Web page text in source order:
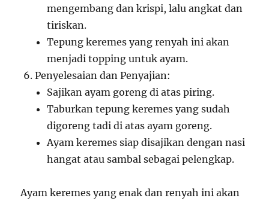
mengembang dan krispi, lalu angkat dan
tiriskan.
Tepung keremes yang renyah ini akan
menjadi topping untuk ayam.
Penyelesaian dan Penyajian:
Sajikan ayam goreng di atas piring.
Taburkan tepung keremes yang sudah
digoreng tadi di atas ayam goreng.
Ayam keremes siap disajikan dengan nasi
hangat atau sambal sebagai pelengkap.
Ayam keremes yang enak dan renyah ini akan